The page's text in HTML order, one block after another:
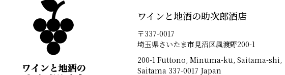
ワインと地酒の助次郎酒店
〒337-0017
埼玉県さいたま市見沼区風渡野200-1
200-1 Futtono, Minuma-ku, Saitama-shi,
Saitama 337-0017 Japan